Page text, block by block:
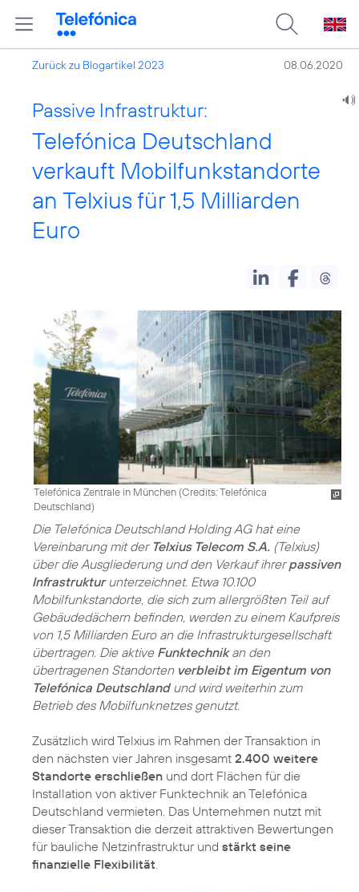
Zurück zu Blogartikel 2023 08.06.2020
Passive Infrastruktur:
Telefónica Deutschland
verkauft Mobilfunkstandorte
an Telxius für 1,5 Milliarden
Euro
Telefónica Zentrale in München (Credits: Telefónica
Deutschland)
Die Telefónica Deutschland Holding AG hat eine
Vereinbarung mit der Telxius Telecom S.A. (Telxius)
über die Ausgliederung und den Verkauf ihrerpassiven
Infrastrukturunterzeichnet. Etwa 10.100
Mobilfunkstandorte, die sich zum allergrößten Teil auf
Gebäudedächern befinden, werden zu einem Kaufpreis
von 1,5 Milliarden Euro an die Infrastrukturgesellschaft
übertragen. Die aktive Funktechnikan den
übertragenen Standorten verbleibt im Eigentum von
Telefónica Deutschlandund wird weiterhin zum
Betrieb des Mobilfunknetzes genutzt.
Zusätzlich wird Telxius im Rahmen der Transaktion in
den nächsten vier Jahren insgesamt 2.400 weitere
Standorte erschließen und dort Flächen für die
Installation von aktiver Funktechnik an Telefónica
Deutschland vermieten. Das Unternehmen nutzt mit
dieser Transaktion die derzeit attraktiven Bewertungen
für bauliche Netzinfrastruktur und stärkt seine
finanzielle Flexibilität